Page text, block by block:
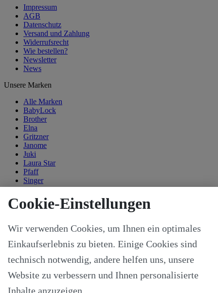
Impressum
AGB
Datenschutz
Versand und Zahlung
Widerrufsrecht
Wie bestellen?
Newsletter
News
Unsere Marken
Alle Marken
BabyLock
Brother
Elna
Gritzner
Janome
Juki
Laura Star
Pfaff
Singer
Kategorien
Nähzubehör
Ersatzteile
Stricken und Häkeln
Schneideplotter und Zubehör
Sticksoftware
Cookie-Einstellungen
Wir verwenden Cookies, um Ihnen ein optimales
Einkaufserlebnis zu bieten. Einige Cookies sind
technisch notwendig, andere helfen uns, unsere
Website zu verbessern und Ihnen personalisierte
Inhalte anzuzeigen.